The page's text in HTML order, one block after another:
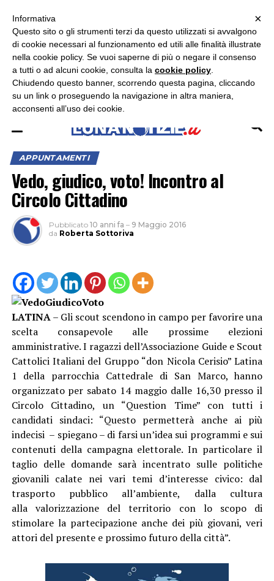
ASCOLTA RADIO LUNA
APPUNTAMENTI
Vedo, giudico, voto! Incontro al
Circolo Cittadino
Pubblicato 10 anni fa – 9 Maggio 2016
da Roberta Sottoriva
LATINA– Gli scout scendono in campo per favorire una
scelta consapevole alle prossime elezioni
amministrative. I ragazzi dell’Associazione Guide e Scout
Cattolici Italiani del Gruppo “don Nicola Cerisio” Latina
1 della parrocchia Cattedrale di San Marco, hanno
organizzato per sabato 14 maggio dalle 16,30 presso il
Circolo Cittadino, un “Question Time” con tutti i
candidati sindaci: “Questo permetterà anche ai più
indecisi – spiegano – di farsi un’idea sui programmi e sui
contenuti della campagna elettorale. In particolare il
taglio delle domande sarà incentrato sulle politiche
giovanili calate nei vari temi d’interesse civico: dal
trasporto pubblico all’ambiente, dalla cultura
alla valorizzazione del territorio con lo scopo di
stimolare la partecipazione anche dei più giovani, veri
attori del presente e prossimo futuro della città”.
×
×
Informativa
Questo sito o gli strumenti terzi da questo utilizzati si avvalgono
di cookie necessari al funzionamento ed utili alle finalità illustrate
nella cookie policy. Se vuoi saperne di più o negare il consenso
a tutti o ad alcuni cookie, consulta la cookie policy
Chiudendo questo banner, scorrendo questa pagina, cliccando
su un link o proseguendo la navigazione in altra maniera,
acconsenti all’uso dei cookie.